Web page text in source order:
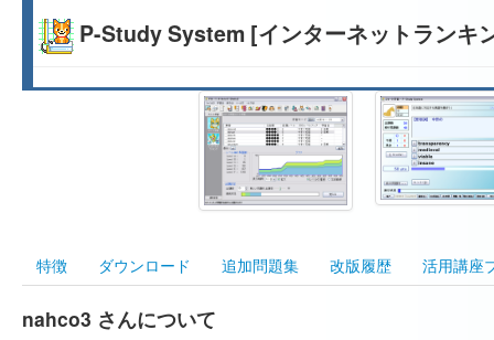
P-Study System [インターネットランキ
特徴 ダウンロード 追加問題集 改版履歴 活用講座
nahco3 さんについて